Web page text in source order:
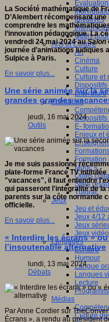
Initiatives
Outils
Arts et Culture
Art
Cinéma
Culture
Culture et
Littérature
Formation
Dispositifs
E-
Enjeux et
Formation
Mooc’s
Outils
Sites
Tutorat
Jeux
Jeu et
Jeux 4/12
Jeux
Jeux vidéo
Langages
Ecriture
Humour
Langue
Langues
Lecture
Médias
Culture
La Société mathématique de
D’Alembert récompensant
comprendre les
l’innovation pédagogique. La
vendredi 24 mai 2024 auSalon
journée d’animations ludiques
Sulpice à Paris.
En savoir plus...
Une série animée sur la
grandes grandes
jeudi, 16 mai 2024
Outils
Je me suis passionné
plate-forme France TV
"vacances", il faut entendre
qui passeront l'intégralité de
parents sur la côte normande
officielle.
En savoir plus...
« Interdire les écrans »
l’insoutenable alternative
lundi, 13 mai 2024
Débats
Par Anne Cordier sur
Écrans », a rendu au président